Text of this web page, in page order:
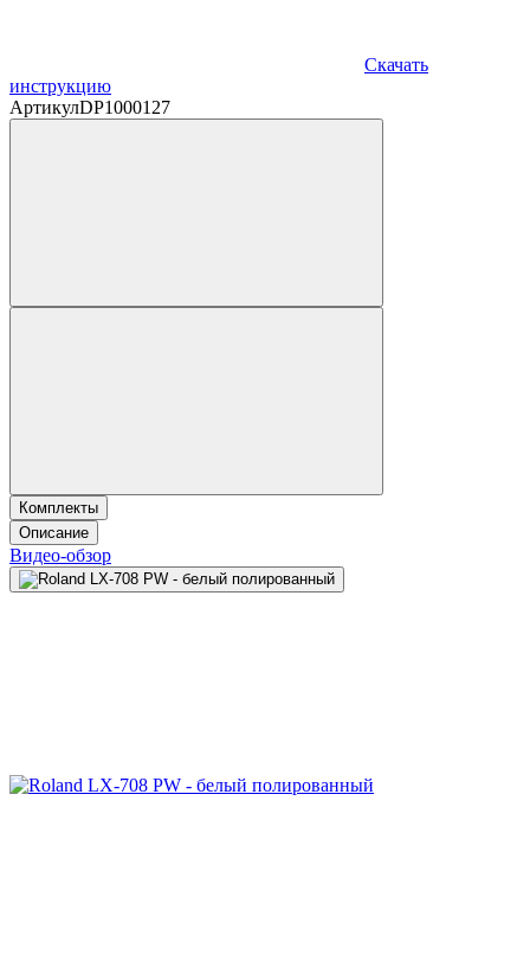
Скачать
инструкцию
АртикулDP1000127
Комплекты
Описание
Видео-обзор